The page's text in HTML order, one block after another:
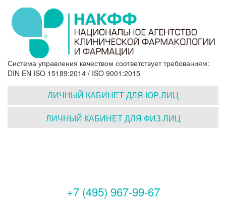
Система управления качеством соответствует требованиям:
DIN EN ISO 15189:2014 / ISO 9001:2015
ЛИЧНЫЙ КАБИНЕТ ДЛЯ ЮР.ЛИЦ
ЛИЧНЫЙ КАБИНЕТ ДЛЯ ФИЗ.ЛИЦ
+7 (495) 967-99-67